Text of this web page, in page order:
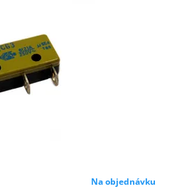
Na objednávku